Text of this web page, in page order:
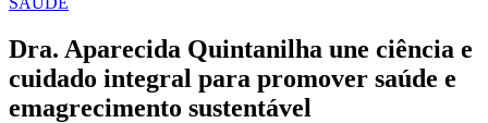
Dra. Aparecida Quintanilha une ciência e
cuidado integral para promover saúde e
emagrecimento sustentável